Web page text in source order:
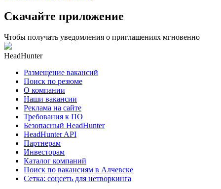
Скачайте приложение
Чтобы получать уведомления о приглашениях мгновенно
HeadHunter
Размещение вакансий
Поиск по резюме
О компании
Наши вакансии
Реклама на сайте
Требования к ПО
Безопасный HeadHunter
HeadHunter API
Партнерам
Инвесторам
Каталог компаний
Поиск по вакансиям в Алчевске
Сетка: соцсеть для нетворкинга